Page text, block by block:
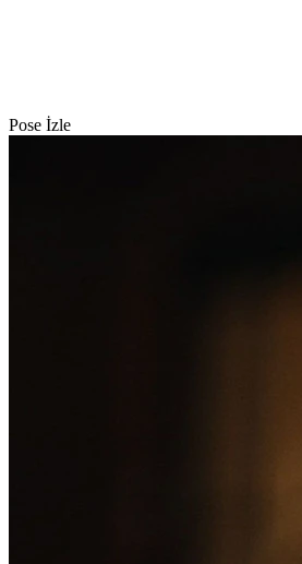
Pose İzle